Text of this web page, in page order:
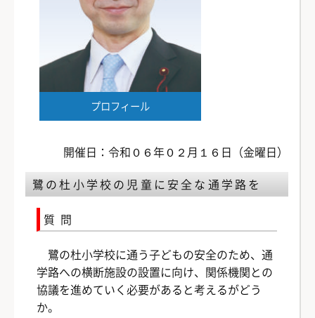
プロフィール
開催日：令和０６年０２月１６日（金曜日）
鷺の杜小学校の児童に安全な通学路を
質問
鷺の杜小学校に通う子どもの安全のため、通
学路への横断施設の設置に向け、関係機関との
協議を進めていく必要があると考えるがどう
か。